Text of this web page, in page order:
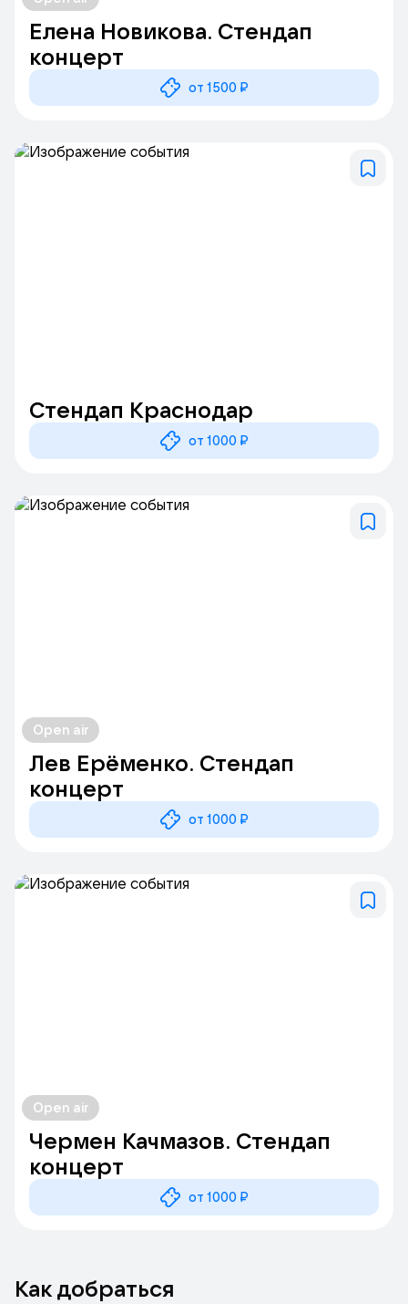
Елена Новикова. Стендап
концерт
от 1500 ₽
Стендап Краснодар
от 1000 ₽
Open air
Лев Ерёменко. Стендап
концерт
от 1000 ₽
Open air
Чермен Качмазов. Стендап
концерт
от 1000 ₽
Как добраться